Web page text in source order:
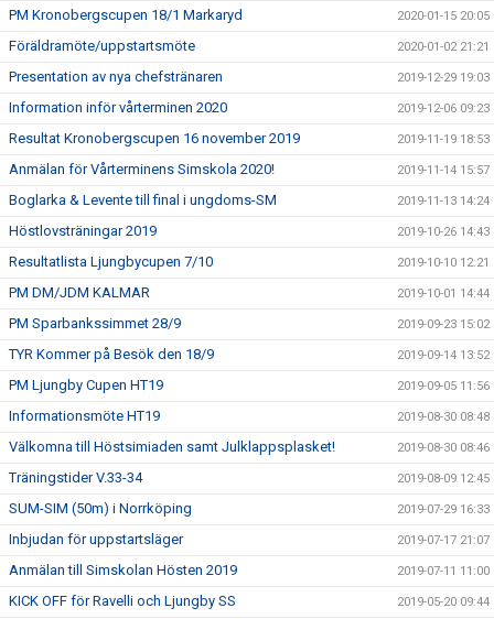
PM Kronobergscupen 18/1 Markaryd 2020-01-15 20:05
Föräldramöte/uppstartsmöte 2020-01-02 21:21
Presentation av nya chefstränaren 2019-12-29 19:03
Information inför vårterminen 2020 2019-12-06 09:23
Resultat Kronobergscupen 16 november 2019 2019-11-19 18:53
Anmälan för Vårterminens Simskola 2020! 2019-11-14 15:57
Boglarka & Levente till final i ungdoms-SM 2019-11-13 14:24
Höstlovsträningar 2019 2019-10-26 14:43
Resultatlista Ljungbycupen 7/10 2019-10-10 12:21
PM DM/JDM KALMAR 2019-10-01 14:44
PM Sparbankssimmet 28/9 2019-09-23 15:02
TYR Kommer på Besök den 18/9 2019-09-14 13:52
PM Ljungby Cupen HT19 2019-09-05 11:56
Informationsmöte HT19 2019-08-30 08:48
Välkomna till Höstsimiaden samt Julklappsplasket! 2019-08-30 08:46
Träningstider V.33-34 2019-08-09 12:45
SUM-SIM (50m) i Norrköping 2019-07-29 16:33
Inbjudan för uppstartsläger 2019-07-17 21:07
Anmälan till Simskolan Hösten 2019 2019-07-11 11:00
KICK OFF för Ravelli och Ljungby SS 2019-05-20 09:44